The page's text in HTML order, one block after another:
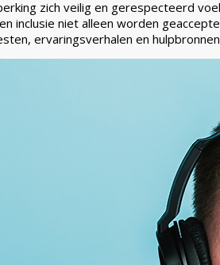
zich veilig en gerespecteerd
inclusie niet alleen worden
ervaringsverhalen en